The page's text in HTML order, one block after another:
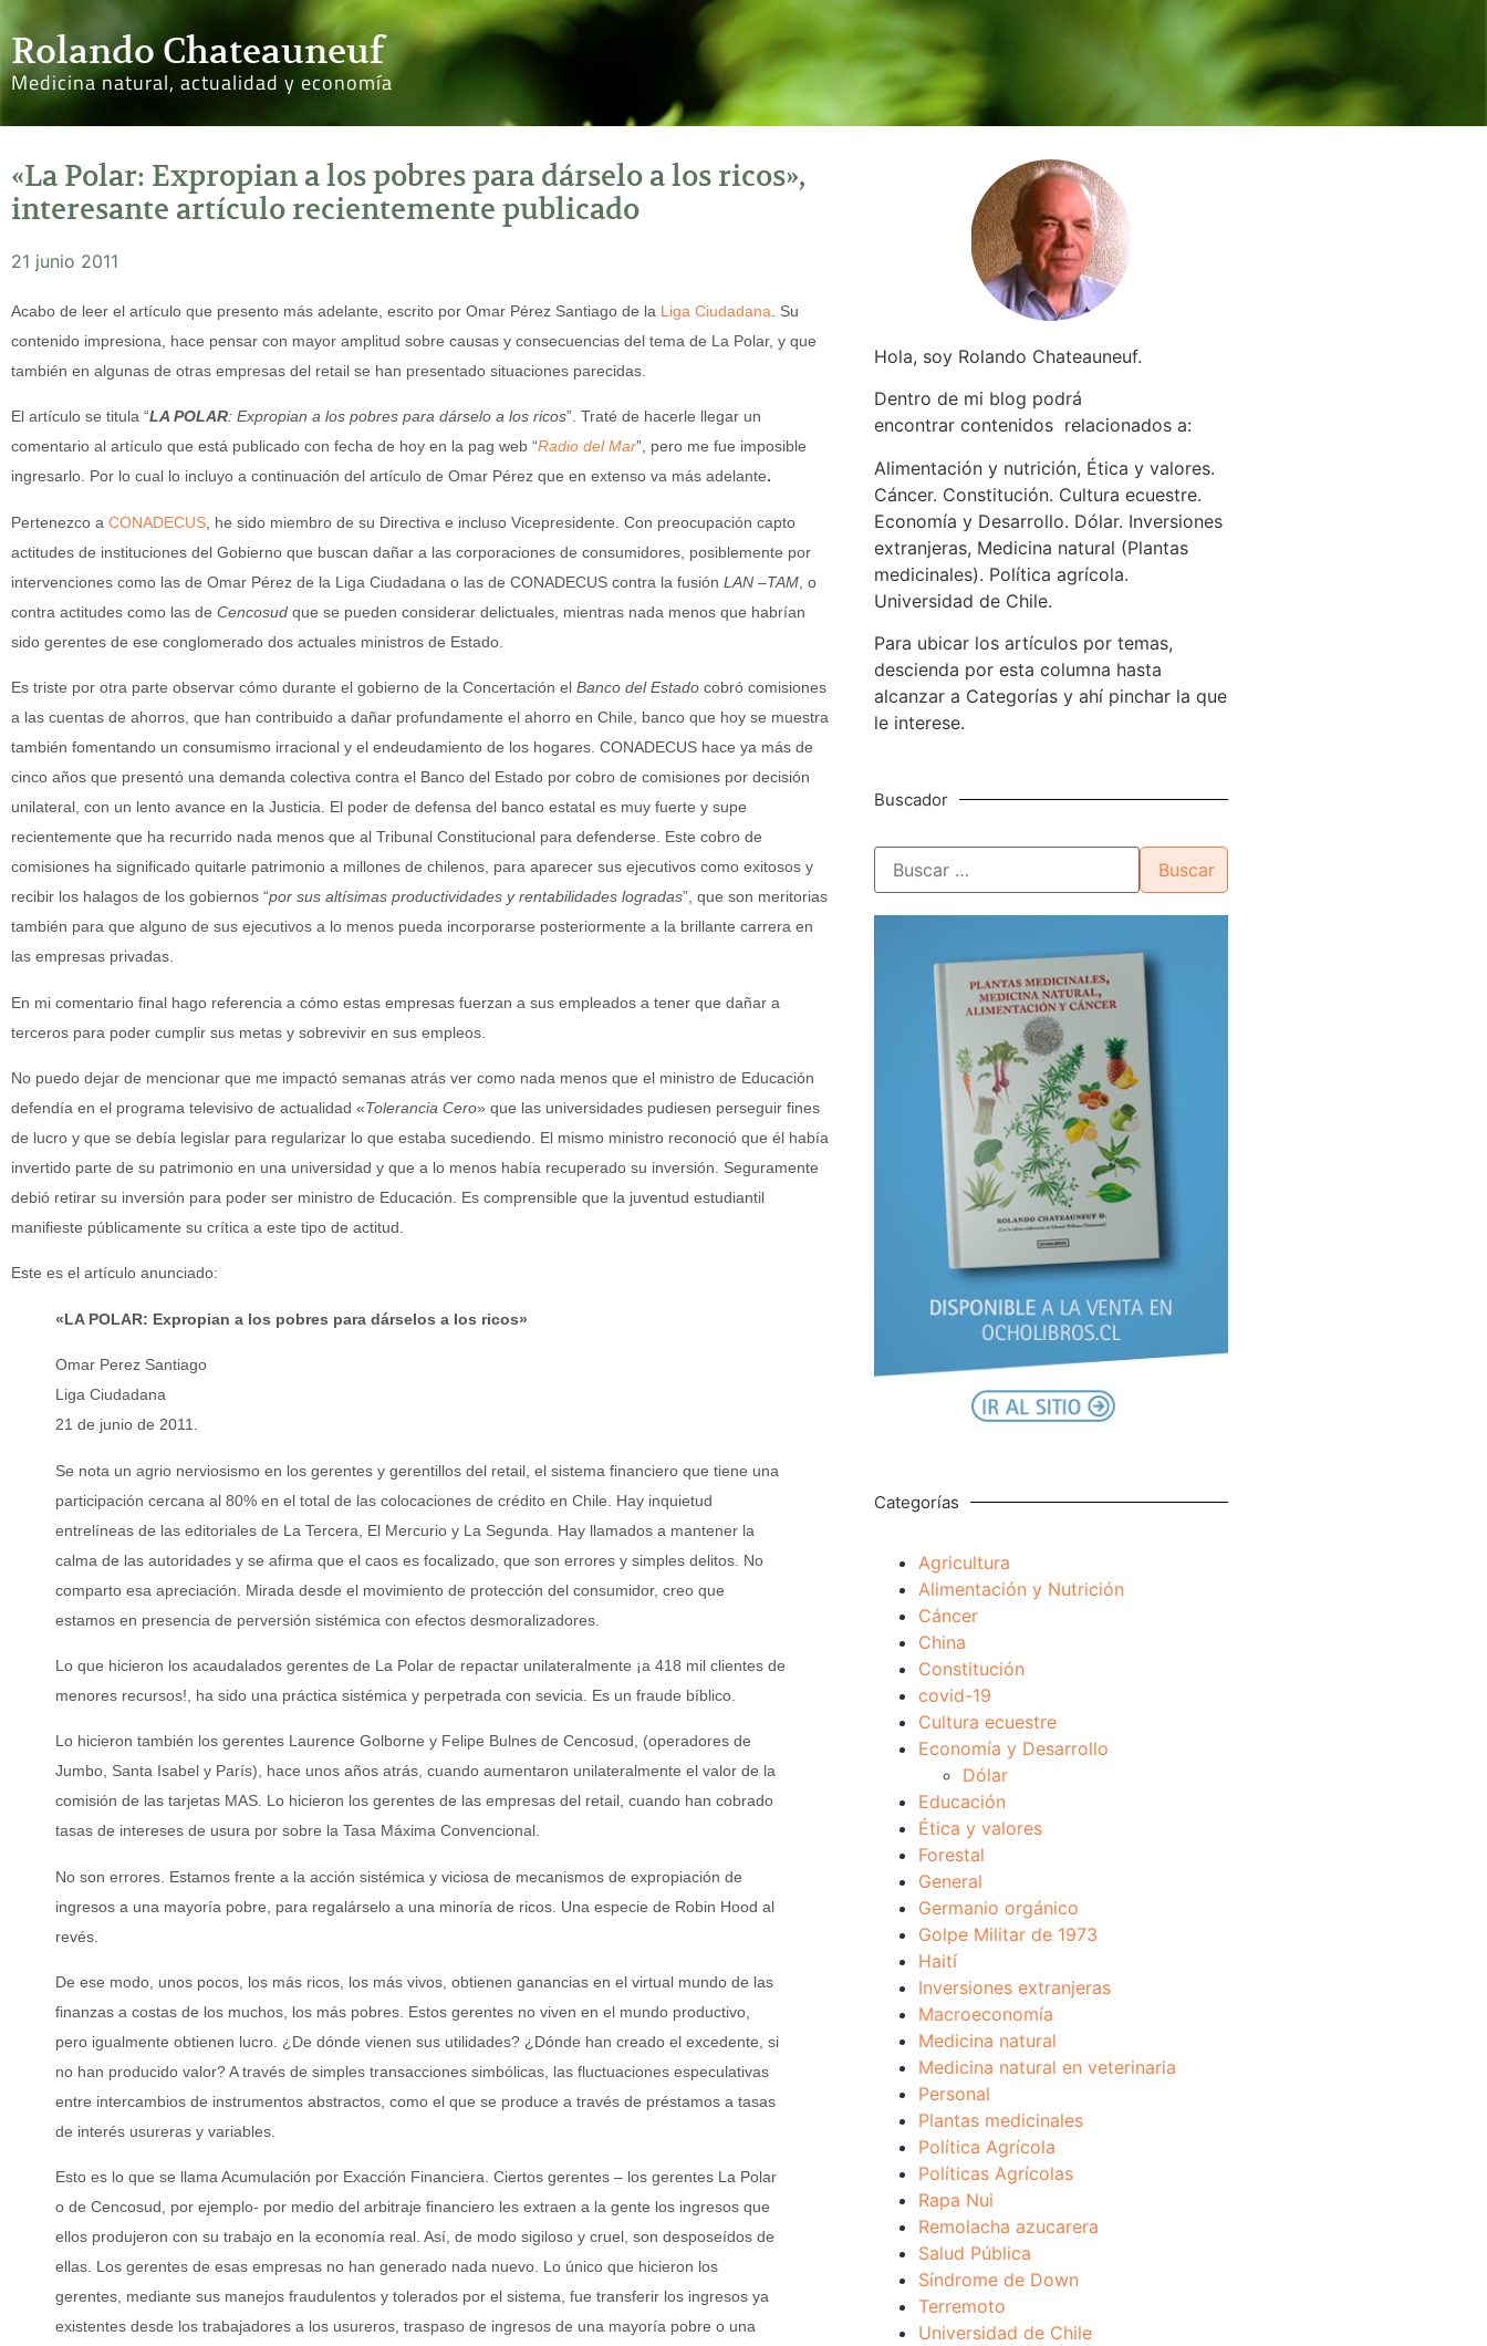
Rolando Chateauneuf
Medicina natural, actualidad y economía
«La Polar: Expropian a los pobres para dárselo a los ricos»,
interesante artículo recientemente publicado
21 junio 2011
Acabo de leer el artículo que presento más adelante, escrito por Omar Pérez Santiago de la Liga Ciudadana . Su
contenido impresiona, hace pensar con mayor amplitud sobre causas y consecuencias del tema de La Polar, y que
también en algunas de otras empresas del retail se han presentado situaciones parecidas.
El artículo se titula “LA POLAR: Expropian a los pobres para dárselo a los ricos”. Traté de hacerle llegar un
comentario al artículo que está publicado con fecha de hoy en la pag web “Radio del Mar”, pero me fue imposible
ingresarlo. Por lo cual lo incluyo a continuación del artículo de Omar Pérez que en extenso va más adelante.
Pertenezco a CONADECUS , he sido miembro de su Directiva e incluso Vicepresidente. Con preocupación capto
actitudes de instituciones del Gobierno que buscan dañar a las corporaciones de consumidores, posiblemente por
intervenciones como las de Omar Pérez de la Liga Ciudadana o las de CONADECUS contra la fusión LAN –TAM , o
contra actitudes como las de Cencosud que se pueden considerar delictuales, mientras nada menos que habrían
sido gerentes de ese conglomerado dos actuales ministros de Estado.
Es triste por otra parte observar cómo durante el gobierno de la Concertación el Banco del Estado cobró comisiones
a las cuentas de ahorros, que han contribuido a dañar profundamente el ahorro en Chile, banco que hoy se muestra
también fomentando un consumismo irracional y el endeudamiento de los hogares. CONADECUS hace ya más de
cinco años que presentó una demanda colectiva contra el Banco del Estado por cobro de comisiones por decisión
unilateral, con un lento avance en la Justicia. El poder de defensa del banco estatal es muy fuerte y supe
recientemente que ha recurrido nada menos que al Tribunal Constitucional para defenderse. Este cobro de
comisiones ha significado quitarle patrimonio a millones de chilenos, para aparecer sus ejecutivos como exitosos y
recibir los halagos de los gobiernos “por sus altísimas productividades y rentabilidades logradas”, que son meritorias
también para que alguno de sus ejecutivos a lo menos pueda incorporarse posteriormente a la brillante carrera en
las empresas privadas.
En mi comentario final hago referencia a cómo estas empresas fuerzan a sus empleados a tener que dañar a
terceros para poder cumplir sus metas y sobrevivir en sus empleos.
No puedo dejar de mencionar que me impactó semanas atrás ver como nada menos que el ministro de Educación
defendía en el programa televisivo de actualidad «Tolerancia Cero» que las universidades pudiesen perseguir fines
de lucro y que se debía legislar para regularizar lo que estaba sucediendo. El mismo ministro reconoció que él había
invertido parte de su patrimonio en una universidad y que a lo menos había recuperado su inversión. Seguramente
debió retirar su inversión para poder ser ministro de Educación. Es comprensible que la juventud estudiantil
manifieste públicamente su crítica a este tipo de actitud.
Este es el artículo anunciado:
«LA POLAR: Expropian a los pobres para dárselos a los ricos»
Omar Perez Santiago
Liga Ciudadana
21 de junio de 2011.
Se nota un agrio nerviosismo en los gerentes y gerentillos del retail, el sistema financiero que tiene una
participación cercana al 80% en el total de las colocaciones de crédito en Chile. Hay inquietud
entrelíneas de las editoriales de La Tercera, El Mercurio y La Segunda. Hay llamados a mantener la
calma de las autoridades y se afirma que el caos es focalizado, que son errores y simples delitos. No
comparto esa apreciación. Mirada desde el movimiento de protección del consumidor, creo que
estamos en presencia de perversión sistémica con efectos desmoralizadores.
Lo que hicieron los acaudalados gerentes de La Polar de repactar unilateralmente ¡a 418 mil clientes de
menores recursos!, ha sido una práctica sistémica y perpetrada con sevicia. Es un fraude bíblico.
Lo hicieron también los gerentes Laurence Golborne y Felipe Bulnes de Cencosud, (operadores de
Jumbo, Santa Isabel y París), hace unos años atrás, cuando aumentaron unilateralmente el valor de la
comisión de las tarjetas MAS. Lo hicieron los gerentes de las empresas del retail, cuando han cobrado
tasas de intereses de usura por sobre la Tasa Máxima Convencional.
No son errores. Estamos frente a la acción sistémica y viciosa de mecanismos de expropiación de
ingresos a una mayoría pobre, para regalárselo a una minoría de ricos. Una especie de Robin Hood al
revés.
De ese modo, unos pocos, los más ricos, los más vivos, obtienen ganancias en el virtual mundo de las
finanzas a costas de los muchos, los más pobres. Estos gerentes no viven en el mundo productivo,
pero igualmente obtienen lucro. ¿De dónde vienen sus utilidades? ¿Dónde han creado el excedente, si
no han producido valor? A través de simples transacciones simbólicas, las fluctuaciones especulativas
entre intercambios de instrumentos abstractos, como el que se produce a través de préstamos a tasas
de interés usureras y variables.
Esto es lo que se llama Acumulación por Exacción Financiera. Ciertos gerentes – los gerentes La Polar
o de Cencosud, por ejemplo- por medio del arbitraje financiero les extraen a la gente los ingresos que
ellos produjeron con su trabajo en la economía real. Así, de modo sigiloso y cruel, son desposeídos de
ellas. Los gerentes de esas empresas no han generado nada nuevo. Lo único que hicieron los
gerentes, mediante sus manejos fraudulentos y tolerados por el sistema, fue transferir los ingresos ya
existentes desde los trabajadores a los usureros, traspaso de ingresos de una mayoría pobre o una
Hola, soy Rolando Chateauneuf.
Dentro de mi blog podrá
encontrar contenidos relacionados a:
Alimentación y nutrición, Ética y valores.
Cáncer. Constitución. Cultura ecuestre.
Economía y Desarrollo. Dólar. Inversiones
extranjeras, Medicina natural (Plantas
medicinales). Política agrícola.
Universidad de Chile.
Para ubicar los artículos por temas,
descienda por esta columna hasta
alcanzar a Categorías y ahí pinchar la que
le interese.
Buscador
Categorías
Agricultura
Alimentación y Nutrición
Cáncer
China
Constitución
covid-19
Cultura ecuestre
Economía y Desarrollo
Dólar
Educación
Ética y valores
Forestal
General
Germanio orgánico
Golpe Militar de 1973
Haití
Inversiones extranjeras
Macroeconomía
Medicina natural
Medicina natural en veterinaria
Personal
Plantas medicinales
Política Agrícola
Políticas Agrícolas
Rapa Nui
Remolacha azucarera
Salud Pública
Síndrome de Down
Terremoto
Universidad de Chile